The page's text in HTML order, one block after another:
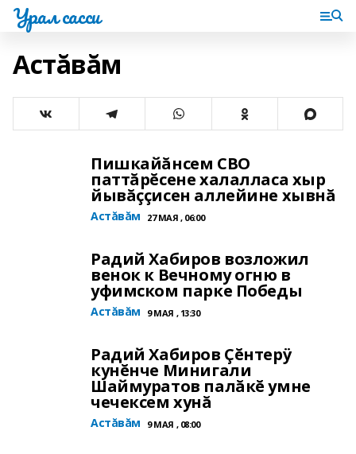
Урал сасси
Астăвăм
Пишкайăнсем СВО
паттăрĕсене халалласа хыр
йывăççисен аллейине хывнă
Астăвăм 27 МАЯ , 06:00
Радий Хабиров возложил
венок к Вечному огню в
уфимском парке Победы
Астăвăм 9 МАЯ , 13:30
Радий Хабиров Çĕнтерÿ
кунĕнче Минигали
Шаймуратов палăкĕ умне
чечексем хунă
Астăвăм 9 МАЯ , 08:00